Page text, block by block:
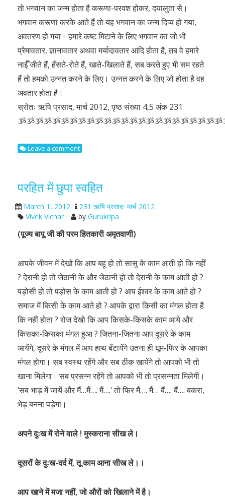
तो भगवान का जन्म होता है करूणा-परवश होकर, दयालुता से।
भगवान करूणा करके आते हैं तो यह भगवान का जन्म दिव्य हो गया,
अवतरण हो गया। हमारे कष्ट मिटाने के लिए भगवान का जो भी
प्रेमावतार, ज्ञानावतार अथवा मर्यादावतार आदि होता है, तब वे हमारे
नाईँ जीते हैं, हँसते-रोते हैं, खाते-खिलाते हैं, सब करते हुए भी सम रहते
हैं तो हमको उन्नत करने के लिए। उन्नत करने के लिए जो होता है वह
अवतार होता है।
स्रोतः ऋषि प्रसाद, मार्च 2012, पृष्ठ संख्या 4,5 अंक 231
Leave a comment
परहित में छुपा स्वहित
March 1, 2012
231 ऋषि प्रसादः मार्च 2012
Vivek Vichar
by Gurukripa
(पूज्य बापू जी की परम हितकारी अमृतवाणी)
आपके जीवन में देखो कि आप बहू हो तो सासु के काम आती हो कि नहीं
? देरानी हो तो जेठानी के और जेठानी हो तो देरानी के काम आती हो ?
पड़ोसी हो तो पड़ोस के काम आती हो ? आप ईश्वर के काम आते हो ?
समाज में किसी के काम आते हो ? आपके द्वारा किसी का मंगल होता है
कि नहीं होता ? रोज देखो कि आप किसके-किसके काम आये और
किसका-किसका मंगल हुआ ? जितना-जितना आप दूसरे के काम
आयेंगे, दूसरे के मंगल में आप हाथ बँटायेंगे उतना ही घूम-फिर के आपका
मंगल होगा। सब स्वस्थ रहेंगे और सब ठीक खायेंगे तो आपको भी तो
खाना मिलेगा। सब प्रसन्न रहेंगे तो आपको भी तो प्रसन्नता मिलेगी।
ʹसब भाड़ में जायें और मैं…मैं…. मैं….ʹ तो फिर मैं…. मैं… बैं…. बैं…. बकरा,
भेड़ बनना पड़ेगा।
अपने दुःख में रोने वाले!मुस्कराना सीख ले।
दूसरों के दुःख-दर्द में, तू काम आना सीख ले।।
आप खाने में मजा नहीं, जो औरों को खिलाने में है।